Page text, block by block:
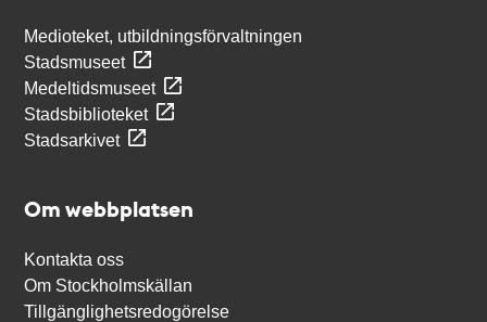
Medioteket, utbildningsförvaltningen
Stadsmuseet
Medeltidsmuseet
Stadsbiblioteket
Stadsarkivet
Om webbplatsen
Kontakta oss
Om Stockholmskällan
Tillgänglighetsredogörelse